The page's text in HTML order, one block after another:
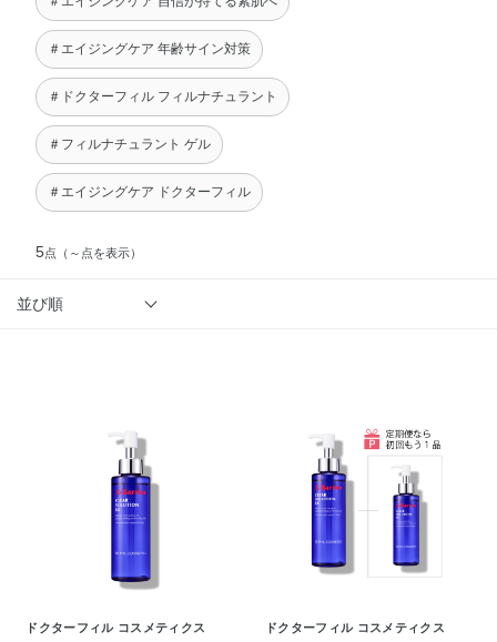
＃エイジングケア 年齢サイン対策
＃ドクターフィル フィルナチュラント
＃フィルナチュラント ゲル
＃エイジングケア ドクターフィル
5点 （～点を表示）
並び順
ドクターフィル コスメティクス ドクターフィル コスメティクス